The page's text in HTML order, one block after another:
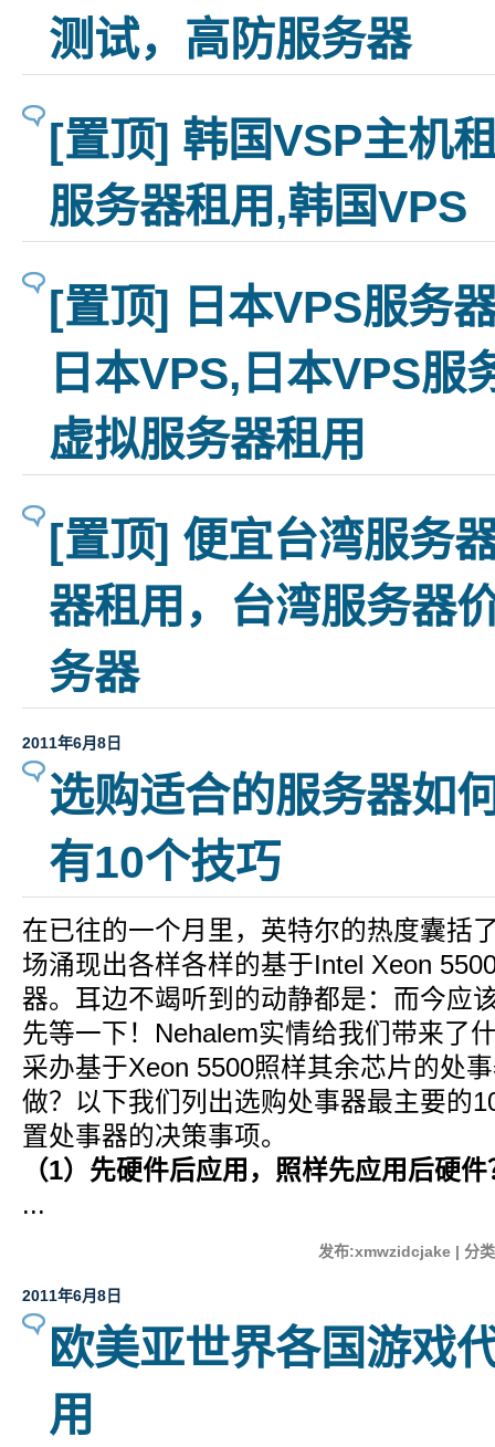
测试，高防服务器
[置顶] 韩国VSP主机
服务器租用,韩国VPS
[置顶] 日本VPS服务
日本VPS,日本VPS服
虚拟服务器租用
[置顶] 便宜台湾服务
器租用，台湾服务器
务器
2011年6月8日
选购适合的服务器如
有10个技巧
在已往的一个月里，英特尔的热度囊括
场涌现出各样各样的基于Intel Xeon
器。耳边不竭听到的动静都是：而今应
先等一下！Nehalem实情给我们带来了
采办基于Xeon 5500照样其余芯片的处
做？以下我们列出选购处事器最主要的
置处事器的决策事项。
（1）先硬件后应用，照样先应用后硬件
...
发布:xmwzidcjake | 分
2011年6月8日
欧美亚世界各国游戏
用